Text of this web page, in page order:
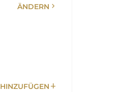
ÄNDERN chevron_right
HINZUFÜGEN add